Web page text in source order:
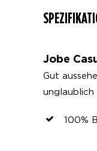
Jobe
Gut
unglaublich
100%